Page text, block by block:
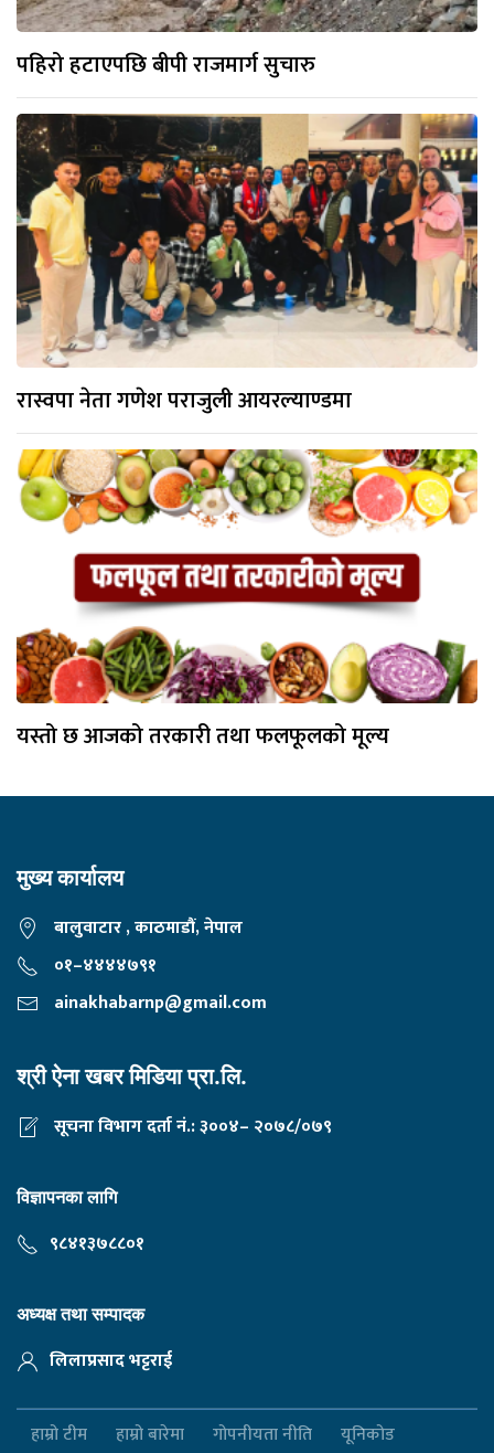
पहिरो हटाएपछि बीपी राजमार्ग सुचारु
रास्वपा नेता गणेश पराजुली आयरल्याण्डमा
यस्तो छ आजको तरकारी तथा फलफूलको मूल्य
मुख्य कार्यालय
बालुवाटार , काठमाडौं, नेपाल
०१–४४४४७९१
ainakhabarnp@gmail.com
श्री ऐना खबर मिडिया प्रा.लि.
सूचना विभाग दर्ता नं.: ३००४– २०७८/०७९
विज्ञापनका लागि
९८४१३७८८०१
अध्यक्ष तथा सम्पादक
लिलाप्रसाद भट्टराई
हाम्रो टीम हाम्रो बारेमा गोपनीयता नीति यूनिकोड